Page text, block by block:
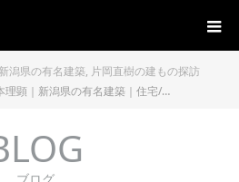
新潟県の有名建築, 片岡直樹の建もの探訪
顕｜新潟県の有名建築｜住宅/…